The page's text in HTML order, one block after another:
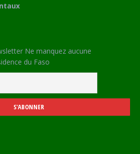
Ne manquez aucune
du Faso